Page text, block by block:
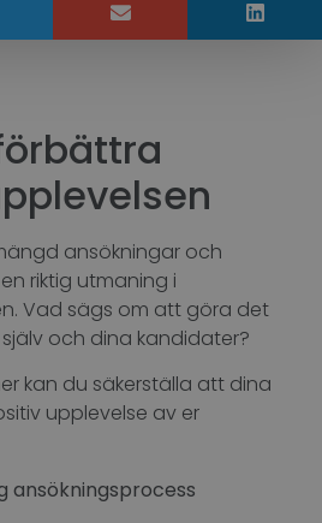
ansökningar och
riktig utmaning i
Vad sägs om att göra det
och dina kandidater?
kan du säkerställa att dina
upplevelse av er
ansökningsprocess